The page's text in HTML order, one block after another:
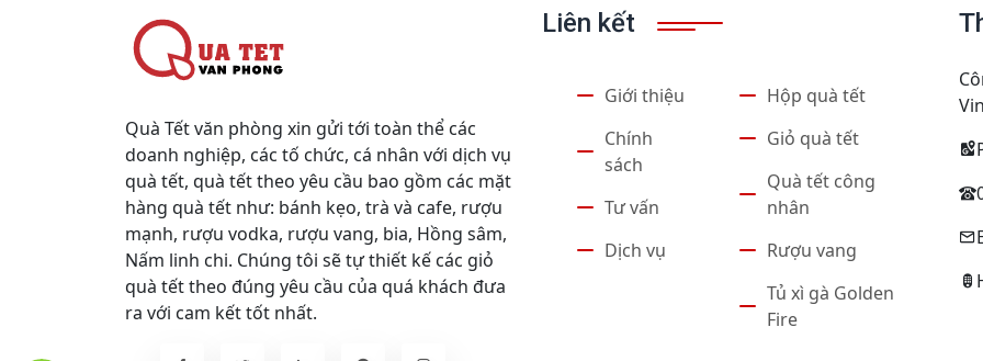
Quà Tết văn phòng xin gửi tới toàn thể các
doanh nghiệp, các tố chức, cá nhân với dịch vụ
quà tết, quà tết theo yêu cầu bao gồm các mặt
hàng quà tết như: bánh kẹo, trà và cafe, rượu
mạnh, rượu vodka, rượu vang, bia, Hồng sâm,
Nấm linh chi. Chúng tôi sẽ tự thiết kế các giỏ
quà tết theo đúng yêu cầu của quá khách đưa
ra với cam kết tốt nhất.
Liên kết
Giới thiệu
Chính
sách
Tư vấn
Dịch vụ
Hộp quà tết
Giỏ quà tết
Quà tết công
nhân
Rượu vang
Tủ xì gà Golden
Fire